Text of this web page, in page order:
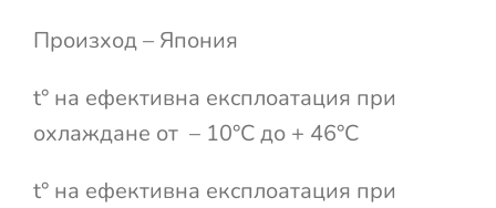
Произход – Япония
t° на ефективна експлоатация при
охлаждане от – 10°С до + 46°С
t° на ефективна експлоатация при